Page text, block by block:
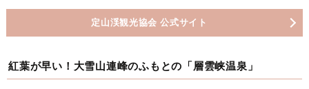
定山渓観光協会 公式サイト
紅葉が早い！大雪山連峰のふもとの「層雲峡温泉」